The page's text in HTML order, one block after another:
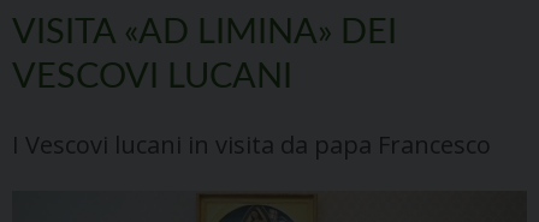
content
VISITA «AD LIMINA» DEI
VESCOVI LUCANI
I Vescovi lucani in visita da papa Francesco